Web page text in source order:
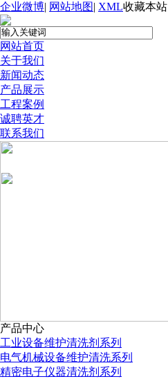
企业微博| 网站地图| XML收藏本站
网站首页
关于我们
新闻动态
产品展示
工程案例
诚聘英才
联系我们
产品中心
工业设备维护清洗剂系列
电气机械设备维护清洗系列
精密电子仪器清洗剂系列